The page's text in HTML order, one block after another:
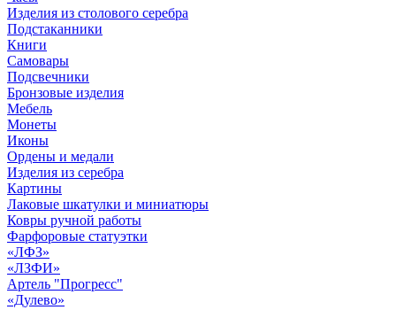
Изделия из столового серебра
Подстаканники
Книги
Самовары
Подсвечники
Бронзовые изделия
Мебель
Монеты
Иконы
Ордены и медали
Изделия из серебра
Картины
Лаковые шкатулки и миниатюры
Ковры ручной работы
Фарфоровые статуэтки
«ЛФЗ»
«ЛЗФИ»
Артель "Прогресс"
«Дулево»